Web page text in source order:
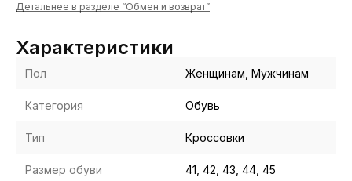
Детальнее в разделе “Обмен и возврат”
Характеристики
Пол Женщинам, Мужчинам
Категория Обувь
Тип Кроссовки
Размер обуви 41, 42, 43, 44, 45